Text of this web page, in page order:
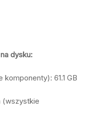
dysku:
61.1 GB
(wszystkie